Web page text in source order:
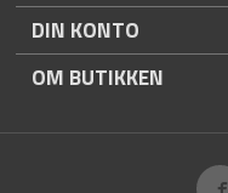
DIN KONTO
OM BUTIKKEN